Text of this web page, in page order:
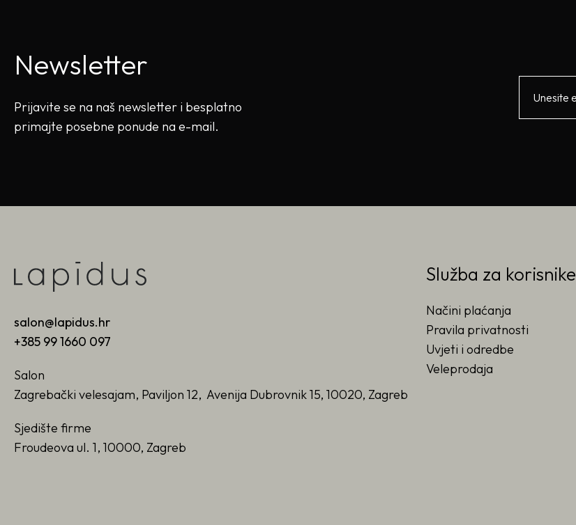
Newsletter
Prijavite se na naš newsletter i besplatno
primajte posebne ponude na e-mail.
salon@lapidus.hr
+385 99 1660 097
Salon
Zagrebački velesajam, Paviljon 12, Avenija Dubrovnik 15, 10020, Zagreb
Sjedište firme
Froudeova ul. 1, 10000, Zagreb
Služba za korisnike
Načini plaćanja
Pravila privatnosti
Uvjeti i odredbe
Veleprodaja